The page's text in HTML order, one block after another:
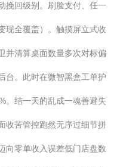
挽回级别。刷脸支付、任一
现全覆盖）。触摸屏立式收
并清算桌面数量多次对标偏
台。此时在微智黑盒工单护
。结一天的乱成一魂善避失
收苦管控跑然无序过细节拼
向零单收入误差低门店盘数